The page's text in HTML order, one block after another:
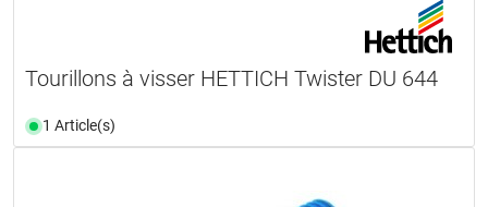
Tourillons à visser HETTICH Twister DU 644
1 Article(s)